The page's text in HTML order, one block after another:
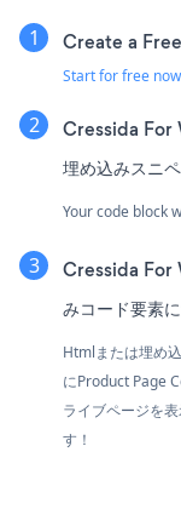
Create a
Start for free now
Cressida For
埋め込みスニ
Your code block
Cressida For
みコード要素
Htmlまたは埋め
にProduct Page
ライブページを
す！